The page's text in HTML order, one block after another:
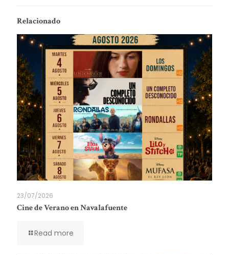
Relacionado
23/07/2026
Cine de Verano en Navalafuente
Read more